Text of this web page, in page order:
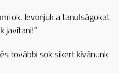
ok, levonjuk a tanulságokat
javítani!”
további sok sikert kívánunk